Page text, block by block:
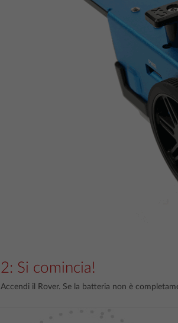
2: Si comincia!
Accendi il Rover. Se la batteria non è